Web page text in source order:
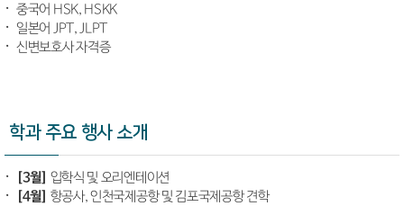
중국어 HSK, HSKK
일본어 JPT, JLPT
신변보호사 자격증
학과 주요 행사 소개
[3월] 입학식 및 오리엔테이션
[4월] 항공사, 인천국제공항 및 김포국제공항 견학